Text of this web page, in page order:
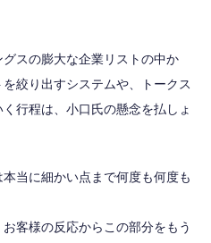
スの膨大な企業リストの中か
絞り出すシステムや、トークス
行程は、小口氏の懸念を払しょ
本当に細かい点まで何度も何度も
客様の反応からこの部分をもう